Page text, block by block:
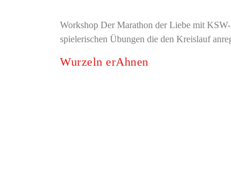
Workshop Der Marathon der Liebe mit
spielerischen Übungen die den Kreislauf
Wurzeln erAhnen